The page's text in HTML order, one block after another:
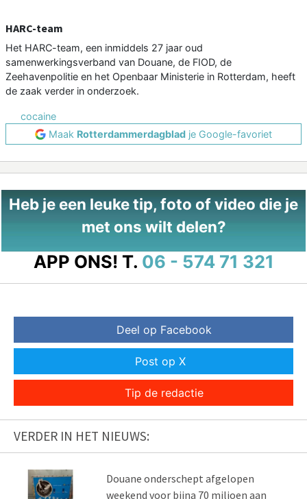
HARC-team
Het HARC-team, een inmiddels 27 jaar oud
samenwerkingsverband van Douane, de FIOD, de
Zeehavenpolitie en het Openbaar Ministerie in Rotterdam, heeft
de zaak verder in onderzoek.
cocaine
Maak Rotterdammerdagblad je Google-favoriet
Heb je een leuke tip, foto of video die je
met ons wilt delen?
APP ONS! T. 06 - 574 71 321
Deel op Facebook
Post op X
Tip de redactie
VERDER IN HET NIEUWS:
Douane onderschept afgelopen
weekend voor bijna 70 miljoen aan